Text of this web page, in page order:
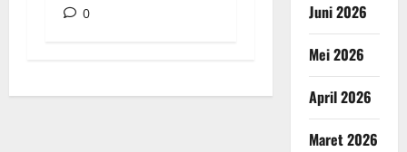
0
Juni 2026
Mei 2026
April 2026
Maret 2026